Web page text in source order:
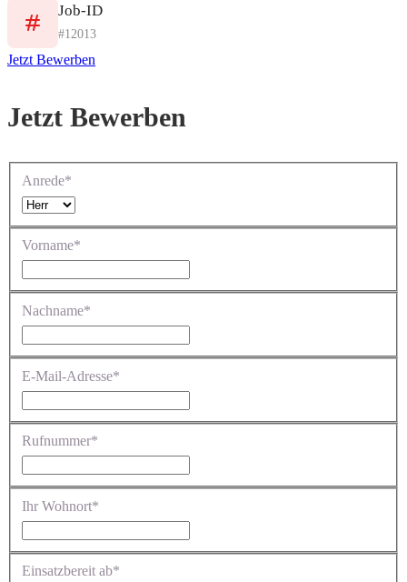
Job-ID
#12013
Jetzt Bewerben
Jetzt Bewerben
Anrede*
Vorname*
Nachname*
E-Mail-Adresse*
Rufnummer*
Ihr Wohnort*
Einsatzbereit ab*